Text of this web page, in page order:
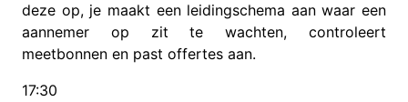
deze op, je maakt een leidingschema aan waar een
aannemer op zit te wachten, controleert
meetbonnen en past offertes aan.
17:30